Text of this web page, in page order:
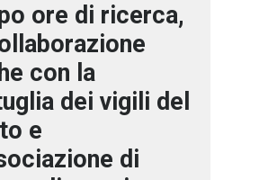
ore di ricerca,
con la
dei vigili del
e
di